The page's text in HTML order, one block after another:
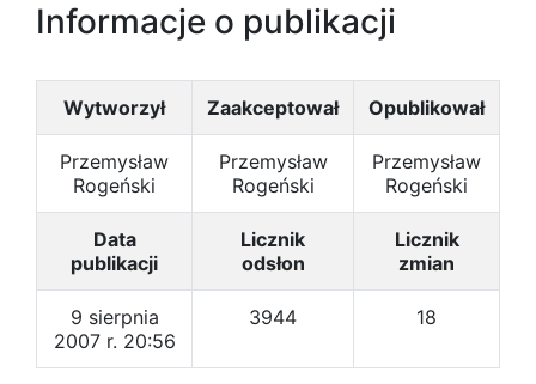
Informacje o publikacji
Wytworzył Zaakceptował Opublikował
Przemysław
Rogeński
Przemysław
Rogeński
Przemysław
Rogeński
Data
publikacji
Licznik
odsłon
Licznik
zmian
9 sierpnia
2007 r. 20:56
3944 18